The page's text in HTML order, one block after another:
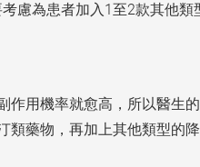
慮為患者加入1至2款其他類
作用機率就愈高，所以醫生
類藥物，再加上其他類型的